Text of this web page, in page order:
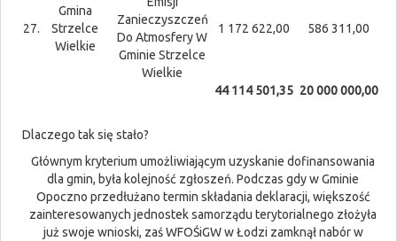
27.
Gmina
Strzelce
Wielkie
Zanieczyszczeń
Do Atmosfery W
Gminie Strzelce
Wielkie
1 172 622,00 586 311,00
44 114 501,35 20 000 000,00
Dlaczego tak się stało?
Głównym kryterium umożliwiającym uzyskanie dofinansowania
dla gmin, była kolejność zgłoszeń. Podczas gdy w Gminie
Opoczno przedłużano termin składania deklaracji, większość
zainteresowanych jednostek samorządu terytorialnego złożyła
już swoje wnioski, zaś WFOŚiGW w Łodzi zamknął nabór w